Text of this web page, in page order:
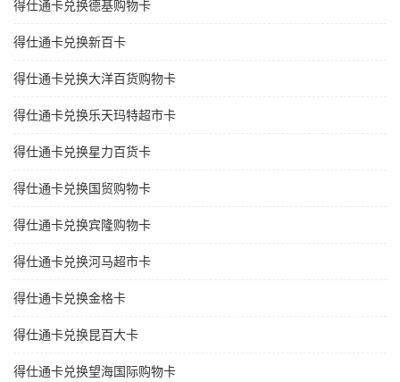
得仕通卡兑换德基购物卡
得仕通卡兑换新百卡
得仕通卡兑换大洋百货购物卡
得仕通卡兑换乐天玛特超市卡
得仕通卡兑换星力百货卡
得仕通卡兑换国贸购物卡
得仕通卡兑换宾隆购物卡
得仕通卡兑换河马超市卡
得仕通卡兑换金格卡
得仕通卡兑换昆百大卡
得仕通卡兑换望海国际购物卡